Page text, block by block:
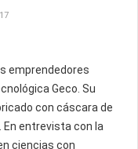
emprendedores
Geco. Su
con cáscara de
En entrevista con la
ciencias con